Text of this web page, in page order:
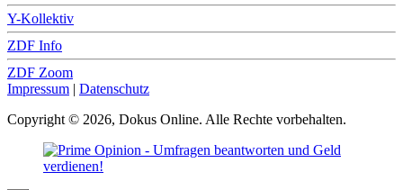
Y-Kollektiv
ZDF Info
ZDF Zoom
Impressum | Datenschutz
Copyright © 2026, Dokus Online. Alle Rechte vorbehalten.